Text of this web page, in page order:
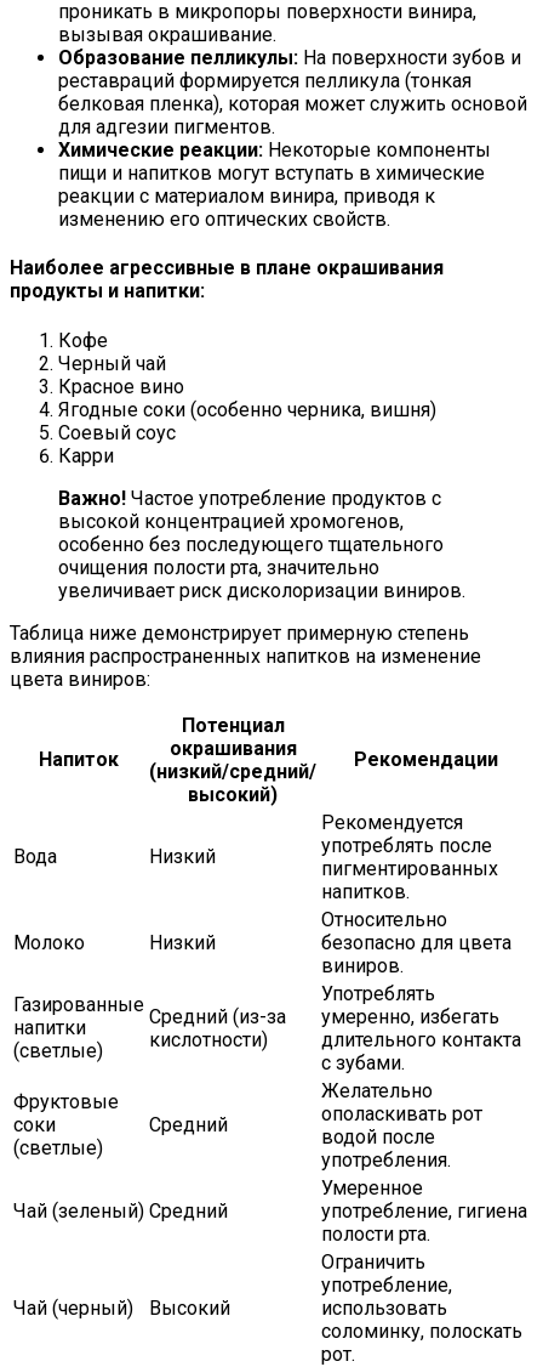
проникать в микропоры поверхности винира,
вызывая окрашивание.
Образование пелликулы: На поверхности зубов и
реставраций формируется пелликула (тонкая
белковая пленка), которая может служить основой
для адгезии пигментов.
Химические реакции: Некоторые компоненты
пищи и напитков могут вступать в химические
реакции с материалом винира, приводя к
изменению его оптических свойств.
Наиболее агрессивные в плане окрашивания
продукты и напитки:
Кофе
Черный чай
Красное вино
Ягодные соки (особенно черника, вишня)
Соевый соус
Карри
Важно! Частое употребление продуктов с
высокой концентрацией хромогенов,
особенно без последующего тщательного
очищения полости рта, значительно
увеличивает риск дисколоризации виниров.
Таблица ниже демонстрирует примерную степень
влияния распространенных напитков на изменение
цвета виниров:
Напиток
Потенциал
окрашивания
(низкий/средний/
высокий)
Рекомендации
Вода Низкий
Рекомендуется
употреблять после
пигментированных
напитков.
Молоко Низкий
Относительно
безопасно для цвета
виниров.
Газированные
напитки
(светлые)
Средний (из-за
кислотности)
Употреблять
умеренно, избегать
длительного контакта
с зубами.
Фруктовые
соки
(светлые)
Средний
Желательно
ополаскивать рот
водой после
употребления.
Чай (зеленый) Средний
Умеренное
употребление, гигиена
полости рта.
Чай (черный) Высокий
Ограничить
употребление,
использовать
соломинку, полоскать
рот.